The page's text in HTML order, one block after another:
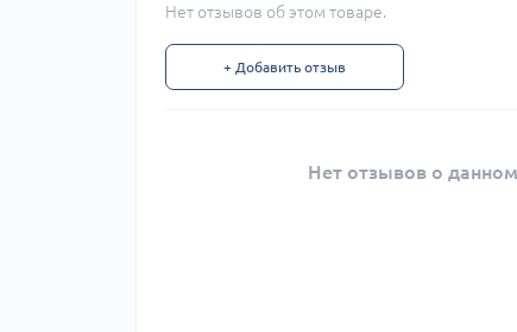
Нет отзывов об этом товаре.
+ Добавить отзыв
Нет отзывов о